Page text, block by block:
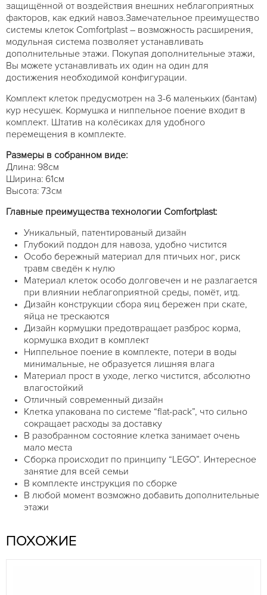
защищённой от воздействия внешних неблагоприятных
факторов, как едкий навоз.Замечательное преимущество
системы клеток Comfortplast – возможность расширения,
модульная система позволяет устанавливать
дополнительные этажи. Покупая дополнительные этажи,
Вы можете устанавливать их один на один для
достижения необходимой конфигурации.
Комплект клеток предусмотрен на 3-6 маленьких (бантам)
кур несушек. Кормушка и ниппельное поение входит в
комплект. Штатив на колёсиках для удобного
перемещения в комплекте.
Размеры в собранном виде:
Длина: 98см
Ширина: 61см
Высота: 73см
Главные преимущества технологии Comfortplast:
Уникальный, патентированый дизайн
Глубокий поддон для навоза, удобно чистится
Особо бережный материал для птичьих ног, риск
травм сведён к нулю
Материал клеток особо долговечен и не разлагается
при влиянии неблагоприятной среды, помёт, итд.
Дизайн конструкции сбора яиц бережен при скате,
яйца не трескаются
Дизайн кормушки предотвращает разброс корма,
кормушка входит в комплект
Ниппельное поение в комплекте, потери в воды
минимальные, не образуется лишняя влага
Материал прост в уходе, легко чистится, абсолютно
влагостойкий
Отличный современный дизайн
Клетка упакована по системе “flat-pack”, что сильно
сокращает расходы за доставку
В разобранном состояние клетка занимает очень
мало места
Сборка происходит по принципу “LEGO”. Интересное
занятие для всей семьи
В комплекте инструкция по сборке
В любой момент возможно добавить дополнительные
этажи
ПОХОЖИЕ